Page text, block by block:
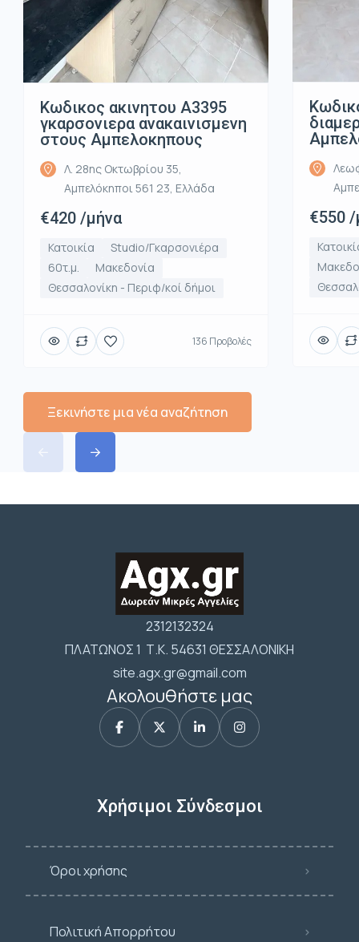
Κωδικος ακινητου Α3395
γκαρσονιερα ανακαινισμενη
στους Αμπελοκηπους
Λ. 28ης Οκτωβρίου 35,
Αμπελόκηποι 561 23, Ελλάδα
€420 /μήνα
Κατοικία
Studio/Γκαρσονιέρα
60τ.μ.
Μακεδονία
Θεσσαλονίκη - Περιφ/κοί δήμοι
136 Προβολές
€550
Ξεκινήστε μια νέα αναζήτηση
2312132324
ΠΛΑΤΩΝΟΣ 1 Τ.Κ. 54631 ΘΕΣΣΑΛΟΝΙΚΗ
site.agx.gr@gmail.com
Ακολουθήστε μας
Χρήσιμοι Σύνδεσμοι
Όροι χρήσης
Πολιτική Απορρήτου